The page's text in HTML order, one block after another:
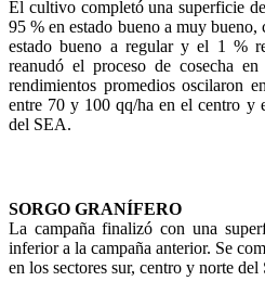
El cultivo completó una superficie
95 % en estado bueno a muy bueno,
estado bueno a regular y el 1 %
reanudó el proceso de cosecha
rendimientos promedios oscilaron
entre 70 y 100 qq/ha en el centro y
del SEA.
SORGO GRANÍFERO
La campaña finalizó con una
inferior a la campaña anterior. Se
en los sectores sur, centro y norte del